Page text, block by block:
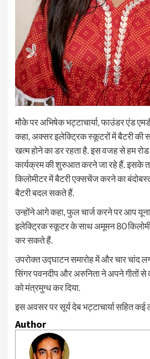
मौके पर अभिषेक भट्टाचार्या, फाउंडर एंड
कहा, अक्सर इलेक्ट्रिक स्कूटरों में बैटरी की
खत्म होने का डर रहता है. इस वजह से हम
कार्यक्रम की शुरुआत करने जा रहे हैं. इसके
किलोमीटर में बैटरी एक्सचेंज करने का
बैटरी बदल सकते हैं.
उन्होंने आगे कहा, फुल चार्ज करने पर आप
इलेक्ट्रिक स्कूटर के साथ अमूमन 80
कर सकते हैं.
उपरोक्त उद्घाटन समारोह में और चार चांद
सिंगर पवनदीप और अरुनिता ने अपने गीतों से
को मंत्रमुग्ध कर दिया.
इस अवसर पर सूर्य देब भट्टाचार्या सहित कई
Author